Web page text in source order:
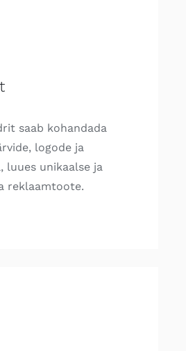
saab kohandada
logode ja
luues unikaalse ja
reklaamtoote.